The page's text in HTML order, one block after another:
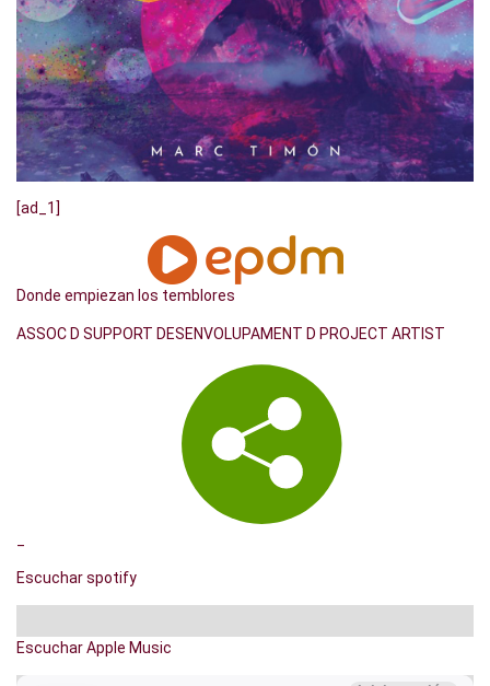
[ad_1]
Donde empiezan los temblores
ASSOC D SUPPORT DESENVOLUPAMENT D PROJECT ARTIST
Escuchar spotify
Escuchar Apple Music